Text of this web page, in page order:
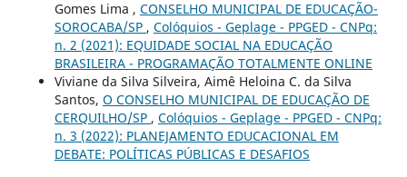
Gomes Lima , CONSELHO MUNICIPAL DE EDUCAÇÃO-
SOROCABA/SP , Colóquios - Geplage - PPGED - CNPq:
n. 2 (2021): EQUIDADE SOCIAL NA EDUCAÇÃO
BRASILEIRA - PROGRAMAÇÃO TOTALMENTE ONLINE
Viviane da Silva Silveira, Aimê Heloina C. da Silva
Santos, O CONSELHO MUNICIPAL DE EDUCAÇÃO DE
CERQUILHO/SP , Colóquios - Geplage - PPGED - CNPq:
n. 3 (2022): PLANEJAMENTO EDUCACIONAL EM
DEBATE: POLÍTICAS PÚBLICAS E DESAFIOS